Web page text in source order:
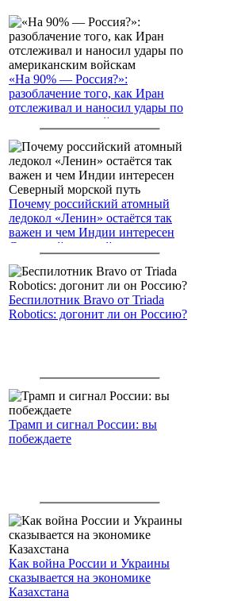
«На 90% — Россия?»:
разоблачение того, как Иран
отслеживал и наносил удары по
американским войскам
Почему российский атомный
ледокол «Ленин» остаётся так
важен и чем Индии интересен
Северный морской путь
Беспилотник Bravo от Triada
Robotics: догонит ли он Россию?
Трамп и сигнал России: вы
побеждаете
Как война России и Украины
сказывается на экономике
Казахстана